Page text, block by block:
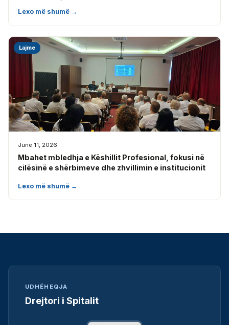
Lexo më shumë →
Lajme
June 11, 2026
Mbahet mbledhja e Këshillit Profesional, fokusi në
cilësinë e shërbimeve dhe zhvillimin e institucionit
Lexo më shumë →
UDHËHEQJA
Drejtori i Spitalit